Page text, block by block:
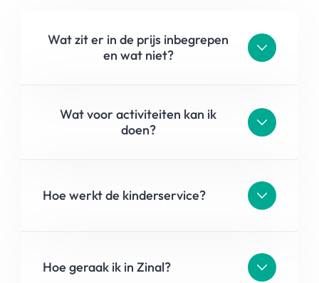
Wat zit er in de prijs inbegrepen
en wat niet?
Wat voor activiteiten kan ik
doen?
Hoe werkt de kinderservice?
Hoe geraak ik in Zinal?